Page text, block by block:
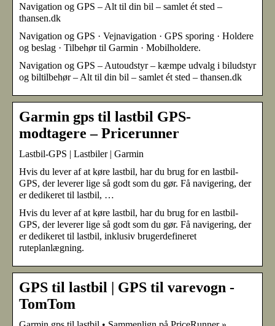
Navigation og GPS – Alt til din bil – samlet ét sted –
thansen.dk
Navigation og GPS · Vejnavigation · GPS sporing · Holdere
og beslag · Tilbehør til Garmin · Mobilholdere.
Navigation og GPS – Autoudstyr – kæmpe udvalg i biludstyr
og biltilbehør – Alt til din bil – samlet ét sted – thansen.dk
Garmin gps til lastbil GPS-
modtagere – Pricerunner
Lastbil-GPS | Lastbiler | Garmin
Hvis du lever af at køre lastbil, har du brug for en lastbil-
GPS, der leverer lige så godt som du gør. Få navigering, der
er dedikeret til lastbil, …
Hvis du lever af at køre lastbil, har du brug for en lastbil-
GPS, der leverer lige så godt som du gør. Få navigering, der
er dedikeret til lastbil, inklusiv brugerdefineret
ruteplanlægning.
GPS til lastbil | GPS til varevogn -
TomTom